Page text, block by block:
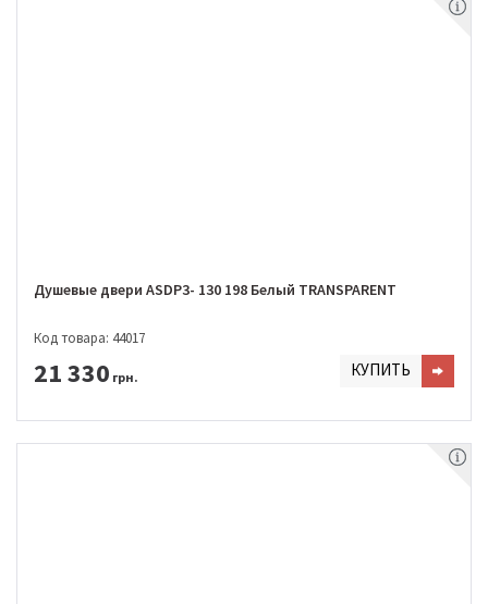
Душевые двери ASDP3- 130 198 Белый TRANSPARENT
Код товара: 44017
21 330 грн. КУПИТЬ